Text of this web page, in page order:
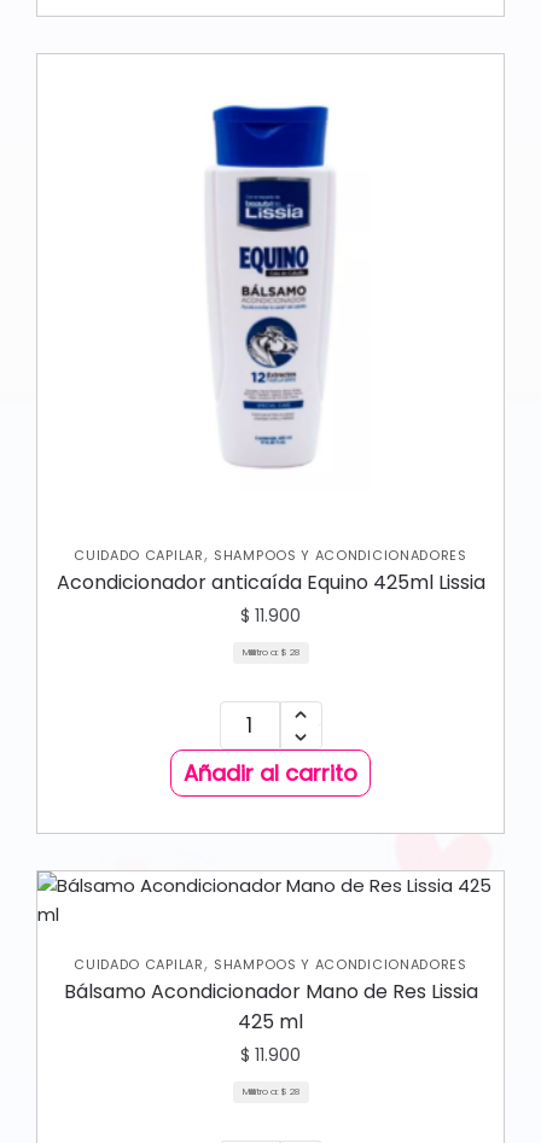
CUIDADO CAPILAR, SHAMPOOS Y ACONDICIONADORES
Acondicionador anticaída Equino 425ml Lissia
$ 11.900
Mililitro a: $ 28
Añadir al carrito
CUIDADO CAPILAR, SHAMPOOS Y ACONDICIONADORES
Bálsamo Acondicionador Mano de Res Lissia
425 ml
$ 11.900
Mililitro a: $ 28